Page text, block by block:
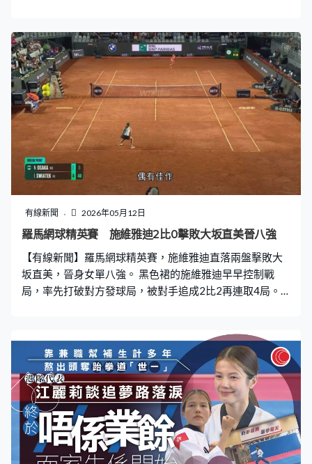
奧艾維無護級壓力，「例行公事」也不要如離譜，文查42
分鐘送入自己龍門，回傳貼住近柱慢溜入網。 已令里奧艾
維輸一球12碼，柏查蘇再做罪人，52分鐘兩黃一紅。踢多
個的士砵亭，66分鐘坦卡奧禁區外燙入，拉開3比1。里奧
艾維的賴恩，85分鐘為自己提前放暑假，紅牌被逐，壓軸
一場要停賽。11個對9個，士砵亭的昆達5分鐘後錦上添
花，贏4比1，2分力壓賓菲加，升上第二位。
有線新聞 2026年05月12日
羅馬網球精英賽 施維雅迪2比0擊敗大坂直美晉八強
【有線新聞】羅馬網球精英賽，施維雅迪直落兩盤擊敗大
坂直美，晉身女單八強。 黑色裙的施維雅迪早早控制戰
局，率先打破對方發球局，被對手追成2比2再連取4局。
賽三連敗。 施維雅迪的第一發球得分率，第二盤提升至
89%，比大坂高32%。保住所有發球局，造出3次破發，贏
多盤6比1過關，會跟佩古拉爭入四強。